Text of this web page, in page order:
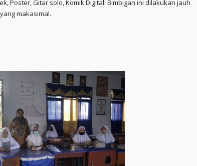
Poster, Gitar solo, Komik Digital. Bimbigan ini dilakukan jauh
makasimal.